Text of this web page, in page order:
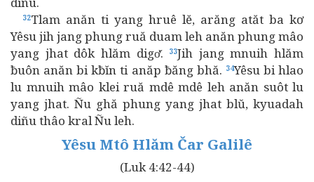
32Tlam anăn ti yang hruê lĕ, arăng atăt ba kơ
Yêsu jih jang phung ruă duam leh anăn phung mâo
yang jhat dôk hlăm digơ̆.
33Jih jang mnuih hlăm
ƀuôn anăn bi kƀĭn ti anăp ƀăng bhă. 34Yêsu bi hlao
lu mnuih mâo klei ruă mdê mdê leh anăn suôt lu
yang jhat. Ñu ghă phung yang jhat blŭ, kyuadah
diñu thâo kral Ñu leh.
Yêsu Mtô Hlăm Čar Galilê
(Luk 4:42-44)